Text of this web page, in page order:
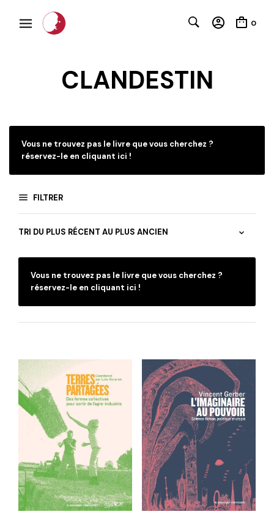
0
CLANDESTIN
Vous ne trouvez pas le livre que vous cherchez ?
réservez-le en cliquant ici !
FILTRER
Vous ne trouvez pas le livre que vous cherchez ?
réservez-le en cliquant ici !